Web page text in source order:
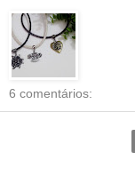
6 comentários: